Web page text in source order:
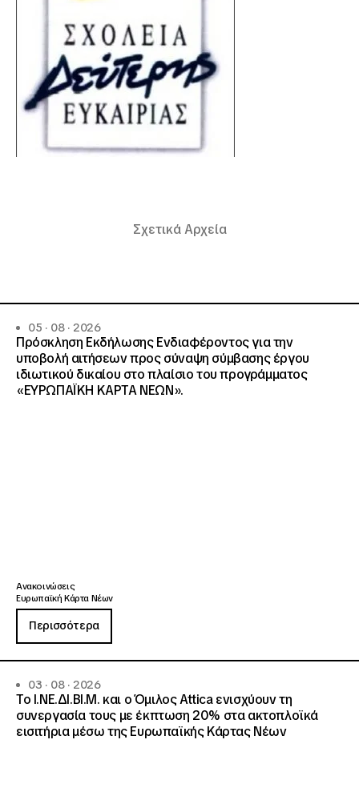
Σχετικά Αρχεία
05 · 08 · 2026
Πρόσκληση Εκδήλωσης Ενδιαφέροντος για την
υποβολή αιτήσεων προς σύναψη σύμβασης έργου
ιδιωτικού δικαίου στο πλαίσιο του προγράμματος
«ΕΥΡΩΠΑΪΚΗ ΚΑΡΤΑ ΝΕΩΝ».
Ανακοινώσεις
Ευρωπαϊκή Κάρτα Νέων
Περισσότερα
03 · 08 · 2026
Το Ι.ΝΕ.ΔΙ.ΒΙ.Μ. και o Όμιλος Attica ενισχύουν τη
συνεργασία τους με έκπτωση 20% στα ακτοπλοϊκά
εισιτήρια μέσω της Ευρωπαϊκής Κάρτας Νέων